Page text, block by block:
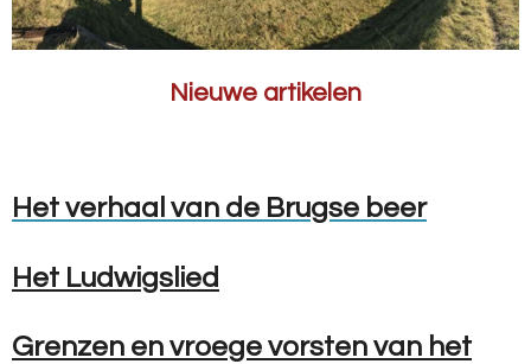
Nieuwe artikelen
Het verhaal van de Brugse beer
Het Ludwigslied
Grenzen en vroege vorsten van het